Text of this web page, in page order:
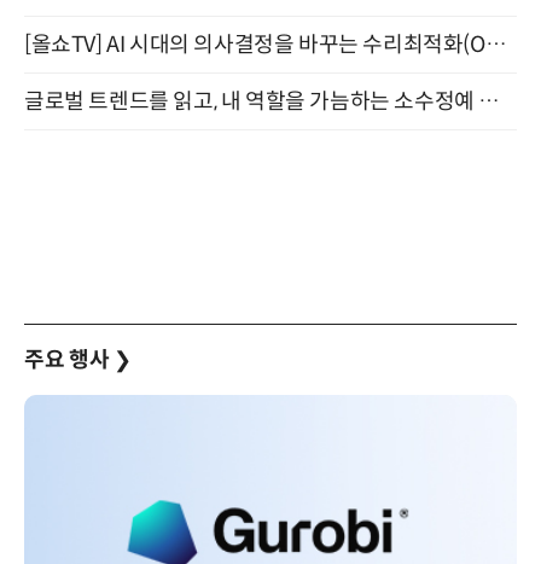
[올쇼TV] AI 시대의 의사결정을 바꾸는 수리최적화(Optimization) 소개 (8/20 생방송)
글로벌 트렌드를 읽고, 내 역할을 가늠하는 소수정예 실습 워크숍 (8/28)
주요 행사 ❯